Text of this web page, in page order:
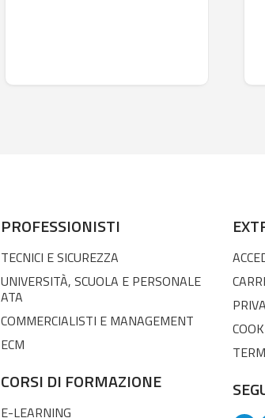
PROFESSIONISTI
TECNICI E SICUREZZA
UNIVERSITÀ, SCUOLA E PERSONALE
ATA
COMMERCIALISTI E MANAGEMENT
ECM
CORSI DI FORMAZIONE
E-LEARNING